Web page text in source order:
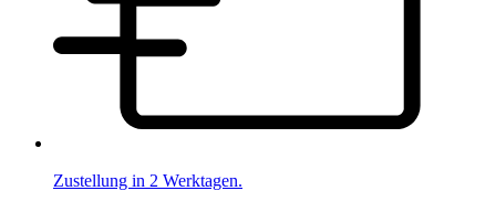
Zustellung in 2 Werktagen.